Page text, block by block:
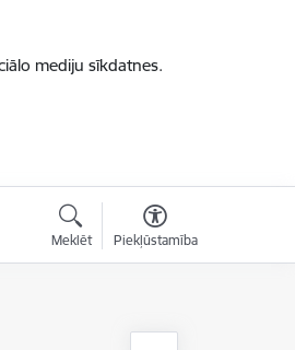
mediju sīkdatnes.
Meklēt Piekļūstamība